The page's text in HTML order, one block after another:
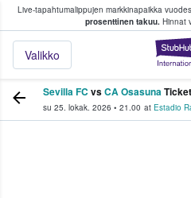
Live-tapahtumalippujen markkinapaikka
prosenttinen takuu. Hinnat
Valikko
fanit ostavat ja
Sevilla FC vsCA Osasuna
su 25. lokak. 2026 • 21.00 at Estadio